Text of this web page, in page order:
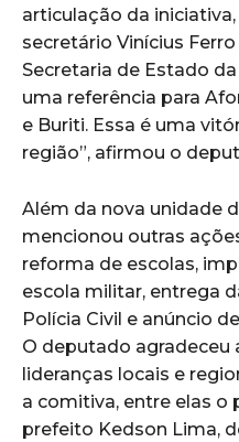
articulação da
secretário Vinícius
Secretaria de Estado
uma referência para
e Buriti. Essa é uma
região”, afirmou o
Além da nova unidade
mencionou outras
reforma de escolas,
escola militar, entrega
Polícia Civil e anúncio
O deputado agradeceu
lideranças locais e
a comitiva, entre elas o
prefeito Kedson Lima,